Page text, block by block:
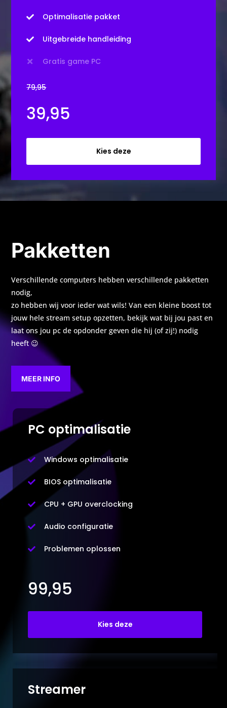
 Optimalisatie pakket
 Uitgebreide handleiding
 Gratis game PC
79,95
39,95
Kies deze
Pakketten
Verschillende computers hebben verschillende pakketten
nodig,
zo hebben wij voor ieder wat wils! Van een kleine boost tot
jouw hele stream setup opzetten, bekijk wat bij jou past en
laat ons jou pc de opdonder geven die hij (of zij!) nodig
heeft 😉
MEER INFO
PC optimalisatie
 Windows optimalisatie
 BIOS optimalisatie
 CPU + GPU overclocking
 Audio configuratie
 Problemen oplossen
99,95
Kies deze
Streamer